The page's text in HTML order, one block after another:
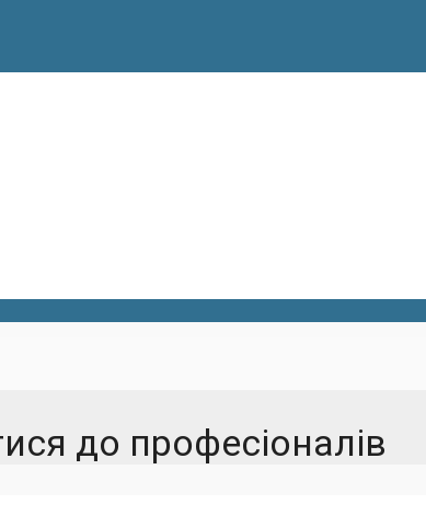
до професіоналів